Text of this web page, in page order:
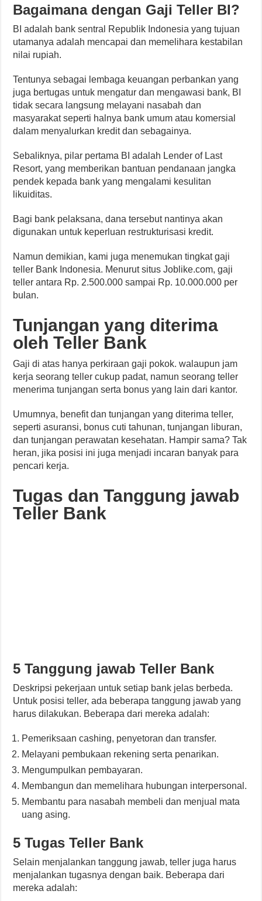
Bagaimana dengan Gaji Teller BI?
BI adalah bank sentral Republik Indonesia yang tujuan
utamanya adalah mencapai dan memelihara kestabilan
nilai rupiah.
Tentunya sebagai lembaga keuangan perbankan yang
juga bertugas untuk mengatur dan mengawasi bank, BI
tidak secara langsung melayani nasabah dan
masyarakat seperti halnya bank umum atau komersial
dalam menyalurkan kredit dan sebagainya.
Sebaliknya, pilar pertama BI adalah Lender of Last
Resort, yang memberikan bantuan pendanaan jangka
pendek kepada bank yang mengalami kesulitan
likuiditas.
Bagi bank pelaksana, dana tersebut nantinya akan
digunakan untuk keperluan restrukturisasi kredit.
Namun demikian, kami juga menemukan tingkat gaji
teller Bank Indonesia. Menurut situs Joblike.com, gaji
teller antara Rp. 2.500.000 sampai Rp. 10.000.000 per
bulan.
Tunjangan yang diterima
oleh Teller Bank
Gaji di atas hanya perkiraan gaji pokok. walaupun jam
kerja seorang teller cukup padat, namun seorang teller
menerima tunjangan serta bonus yang lain dari kantor.
Umumnya, benefit dan tunjangan yang diterima teller,
seperti asuransi, bonus cuti tahunan, tunjangan liburan,
dan tunjangan perawatan kesehatan. Hampir sama? Tak
heran, jika posisi ini juga menjadi incaran banyak para
pencari kerja.
Tugas dan Tanggung jawab
Teller Bank
5 Tanggung jawab Teller Bank
Deskripsi pekerjaan untuk setiap bank jelas berbeda.
Untuk posisi teller, ada beberapa tanggung jawab yang
harus dilakukan. Beberapa dari mereka adalah:
Pemeriksaan cashing, penyetoran dan transfer.
Melayani pembukaan rekening serta penarikan.
Mengumpulkan pembayaran.
Membangun dan memelihara hubungan interpersonal.
Membantu para nasabah membeli dan menjual mata
uang asing.
5 Tugas Teller Bank
Selain menjalankan tanggung jawab, teller juga harus
menjalankan tugasnya dengan baik. Beberapa dari
mereka adalah: